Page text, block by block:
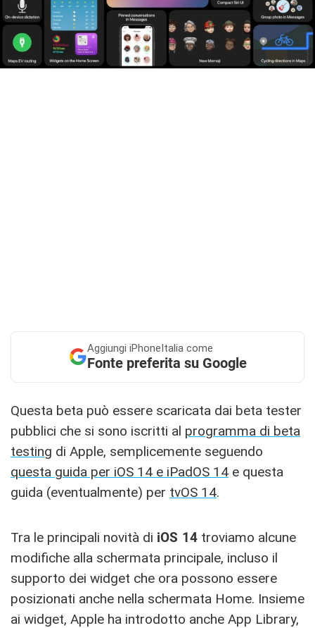
Aggiungi iPhoneItalia come
Fonte preferita su Google
Questa beta può essere scaricata dai beta tester
pubblici che si sono iscritti al programma di beta
testing di Apple, semplicemente seguendo
questa guida per iOS 14 e iPadOS 14 e questa
guida (eventualmente) per tvOS 14.
Tra le principali novità di iOS 14 troviamo alcune
modifiche alla schermata principale, incluso il
supporto dei widget che ora possono essere
posizionati anche nella schermata Home. Insieme
ai widget, Apple ha introdotto anche App Library,